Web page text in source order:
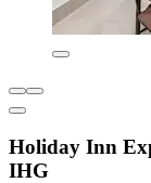
Holiday Inn
IHG